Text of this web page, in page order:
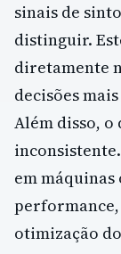
sinais de
distinguir.
diretamente
decisões
Além disso, o
em
otimização